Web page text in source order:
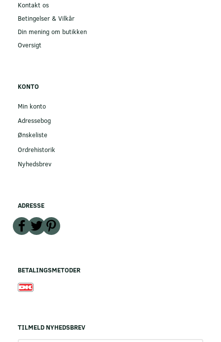
Kontakt os
Betingelser & Vilkår
Din mening om butikken
Oversigt
KONTO
Min konto
Adressebog
Ønskeliste
Ordrehistorik
Nyhedsbrev
ADRESSE
BETALINGSMETODER
TILMELD NYHEDSBREV